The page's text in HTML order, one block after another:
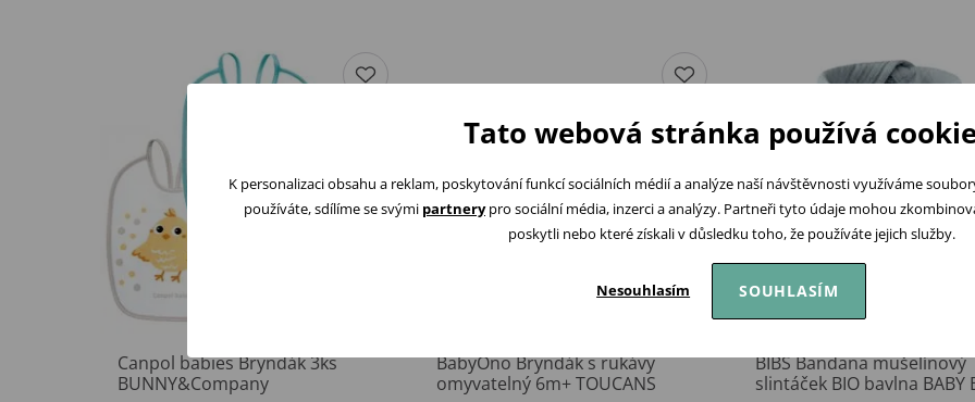
Canpol babies Bryndák 3ks
BUNNY&Company
BabyOno Bryndák s rukávy
omyvatelný 6m+ TOUCANS
BIBS Bandana mušelínový
slintáček BIO bavlna BABY
Tato webová stránka používá
K personalizaci obsahu a reklam, poskytování funkcí sociálních médií a analýze naší návštěvnosti využíváme
používáte, sdílíme se svými partnerypro sociální média, inzerci a analýzy. Partneři tyto údaje mohou
poskytli nebo které získali v důsledku toho, že používáte jejich služby.
Nesouhlasím SOUHLASÍM